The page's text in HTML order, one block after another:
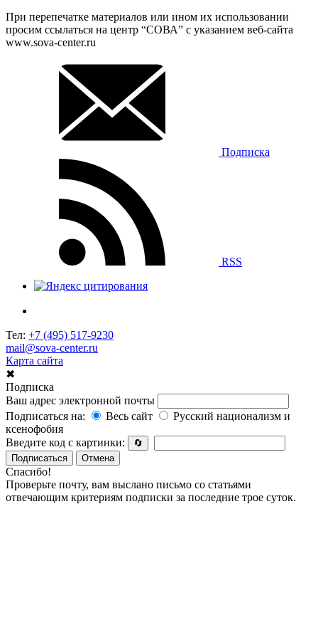
При перепечатке материалов или ином их использовании
просим ссылаться на центр “СОВА” с указанием веб-сайта
www.sova-center.ru
Подписка
RSS
Тел: +7 (495) 517-9230
mail@sova-center.ru
Карта сайта
✖
Подписка
Ваш адрес электронной почты
Подписаться на:
Весь сайт
Русский национализм и
ксенофобия
Введите код с картинки:
🔄
Подписаться
Отмена
Спасибо!
Проверьте почту, вам выслано письмо со статьями
отвечающим критериям подписки за последние трое суток.